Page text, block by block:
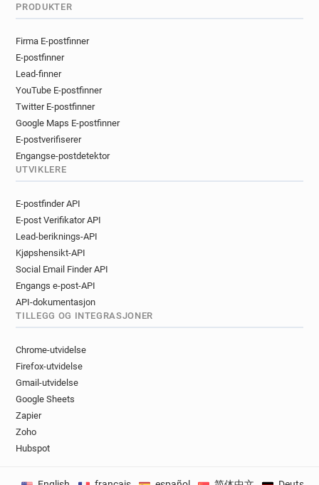
PRODUKTER
Firma E-postfinner
E-postfinner
Lead-finner
YouTube E-postfinner
Twitter E-postfinner
Google Maps E-postfinner
E-postverifiserer
Engangse-postdetektor
UTVIKLERE
E-postfinder API
E-post Verifikator API
Lead-beriknings-API
Kjøpshensikt-API
Social Email Finder API
Engangs e-post-API
API-dokumentasjon
TILLEGG OG INTEGRASJONER
Chrome-utvidelse
Firefox-utvidelse
Gmail-utvidelse
Google Sheets
Zapier
Zoho
Hubspot